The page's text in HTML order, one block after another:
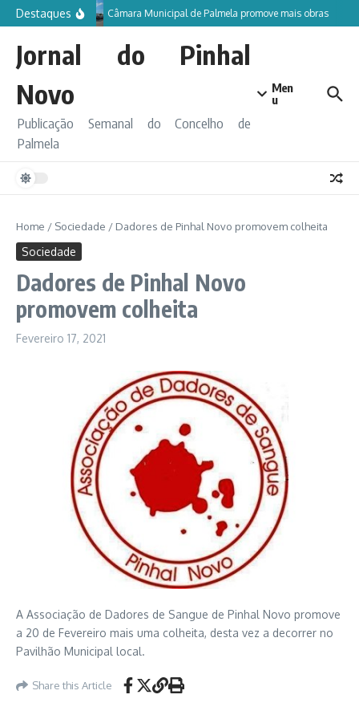
Ir para o conteúdo
Destaques Câmara Municipal de Palmela promove mais obras
Jornal do Pinhal
Novo
Publicação Semanal do Concelho de
Palmela
Men
u
Home / Sociedade / Dadores de Pinhal Novo promovem colheita
Sociedade
Dadores de Pinhal Novo
promovem colheita
Fevereiro 17, 2021
A Associação de Dadores de Sangue de Pinhal Novo promove
a 20 de Fevereiro mais uma colheita, desta vez a decorrer no
Pavilhão Municipal local.
Share this Article